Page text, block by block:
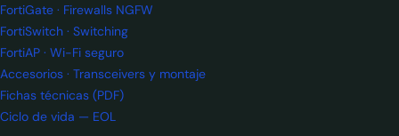
FortiGate · Firewalls NGFW
FortiSwitch · Switching
FortiAP · Wi-Fi seguro
Accesorios · Transceivers y montaje
Fichas técnicas (PDF)
Ciclo de vida — EOL